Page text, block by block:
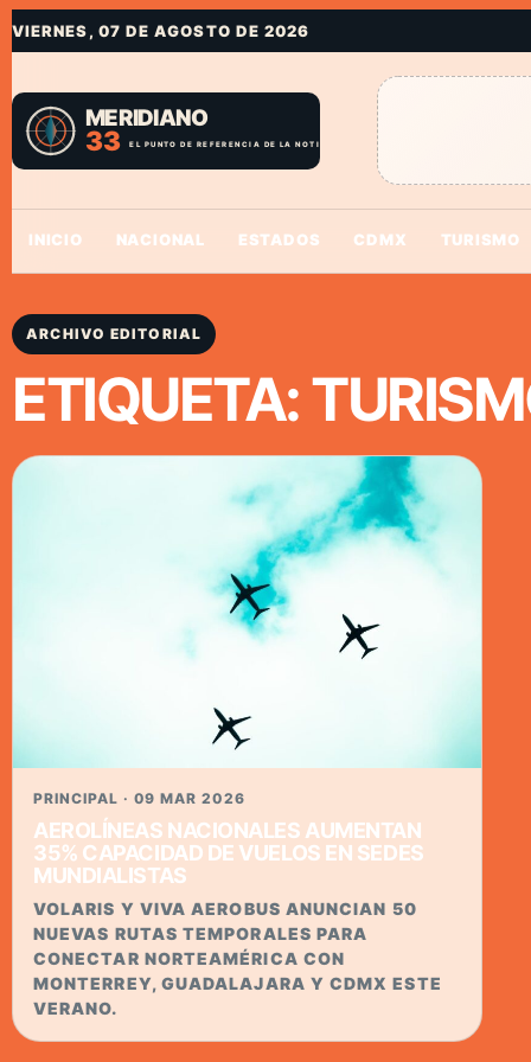
VIERNES, 07 DE AGOSTO DE 2026
INICIO NACIONAL ESTADOS CDMX TURISMO
ARCHIVO EDITORIAL
ETIQUETA:
PRINCIPAL · 09 MAR 2026
AEROLÍNEAS NACIONALES AUMENTAN
35% CAPACIDAD DE VUELOS EN SEDES
MUNDIALISTAS
VOLARIS Y VIVA AEROBUS ANUNCIAN 50
NUEVAS RUTAS TEMPORALES PARA
CONECTAR NORTEAMÉRICA CON
MONTERREY, GUADALAJARA Y CDMX ESTE
VERANO.